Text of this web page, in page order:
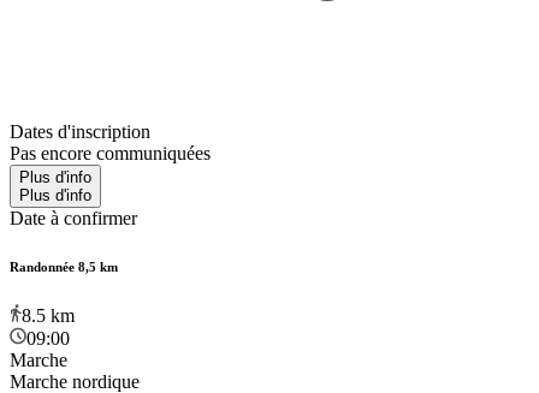
Dates d'inscription
Pas encore communiquées
Plus d'info
Plus d'info
Date à confirmer
Randonnée 8,5 km
8.5 km
09:00
Marche
Marche nordique